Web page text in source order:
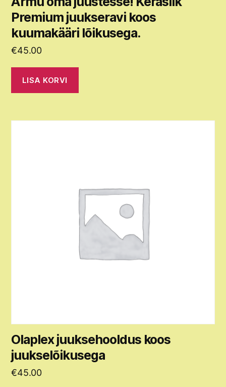
Premium juukseravi koos
kuumakääri lõikusega.
€45.00
LISA KORVI
Olaplex juuksehooldus koos
juukselõikusega
€45.00